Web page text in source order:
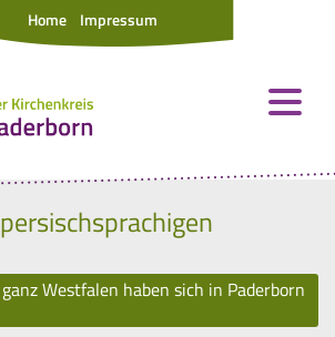
Home Impressum
Westfalen haben sich in Paderborn